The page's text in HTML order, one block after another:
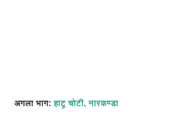
अगला भाग:हाटू चोटी, नारकण्डा